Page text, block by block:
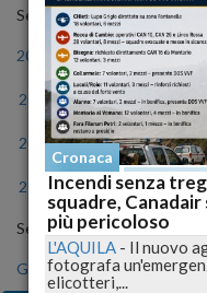
Seleziona l'anno
2006 2007 2008
2012 2013 2014
2018 2019 2020
2024 2025 2026
Seleziona il mese
Gen Feb Mar
Cronaca
Incendi senza
squadre,
più pericoloso
L'AQUILA - Il nuovo
fotografa
elicotteri,...